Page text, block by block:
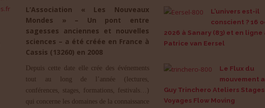
L’Association « Les Nouveaux
Mondes » – Un pont entre
sagesses anciennes et nouvelles
sciences – a été créée en France à
Cassis (13260) en 2008
Depuis cette date elle crée des événements
tout au long de l’année (lectures,
conférences, stages, formations, festivals…)
qui concerne les domaines de la connaissance
L’univers est-il
conscient ? 16
2026 à Sanary (83) et en ligne
Patrice van Eersel
Le Flux du
mouvement
Guy Trinchero Ateliers
Voyages Flow Moving